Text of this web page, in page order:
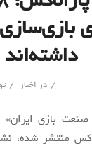
داشته‌اند
/ در اخبار /
بازی